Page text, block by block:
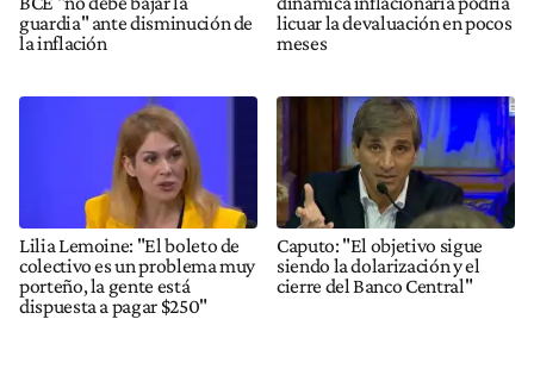
guardia" ante disminución de
la inflación
licuar la devaluación en pocos
meses
Lilia Lemoine: "El boleto de
colectivo es un problema muy
porteño, la gente está
dispuesta a pagar $250"
Caputo: "El objetivo sigue
siendo la dolarización y el
cierre del Banco Central"